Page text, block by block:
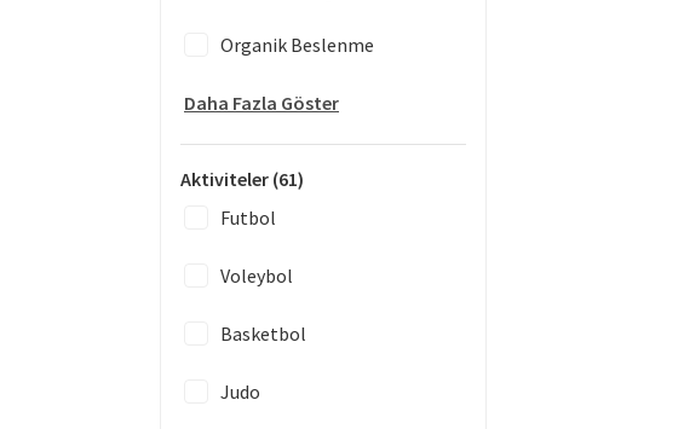
Organik Beslenme
Daha Fazla Göster
Aktiviteler (61)
Futbol
Voleybol
Basketbol
Judo